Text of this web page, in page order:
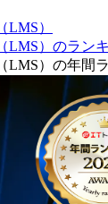
LMS）
LMS）のラン
LMS）の年間